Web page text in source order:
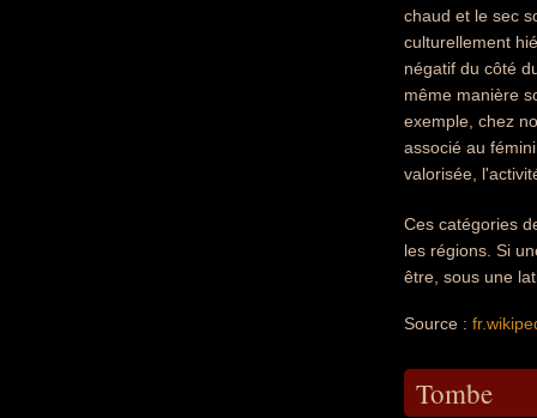
chaud et le sec
culturellement
négatif du côté
même manière
exemple, chez
associé au
valorisée,
Ces catégories
les régions. Si
être, sous une
Source :
Tombe